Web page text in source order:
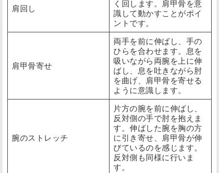
肩回し
く回します。肩甲骨を意
識して動かすことがポイ
ントです。
肩甲骨寄せ
両手を前に伸ばし、手の
ひらを合わせます。息を
吸いながら両腕を上に伸
ばし、息を吐きながら肘
を曲げ、肩甲骨を寄せる
ように意識します。
腕のストレッチ
片方の腕を前に伸ばし、
反対側の手で肘を抱えま
す。伸ばした腕を胸の方
に引き寄せ、肩甲骨が伸
びているのを感じます。
反対側も同様に行いま
す。